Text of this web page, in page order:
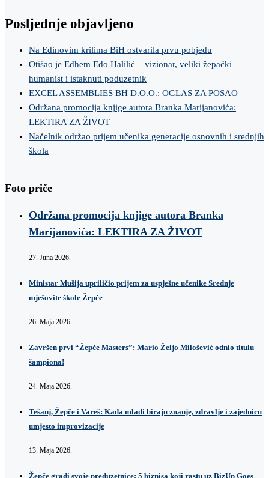
Posljednje objavljeno
Na Edinovim krilima BiH ostvarila prvu pobjedu
Otišao je Edhem Edo Halilić – vizionar, veliki žepački
humanist i istaknuti poduzetnik
EXCEL ASSEMBLIES BH D.O.O.: OGLAS ZA POSAO
Održana promocija knjige autora Branka Marijanovića:
LEKTIRA ZA ŽIVOT
Načelnik održao prijem učenika generacije osnovnih i srednjih
škola
Foto priče
Održana promocija knjige autora Branka
Marijanovića: LEKTIRA ZA ŽIVOT
27. Juna 2026.
Ministar Mušija upriličio prijem za uspješne učenike Srednje
mješovite škole Žepče
26. Maja 2026.
Završen prvi “Žepče Masters”: Mario Željo Milošević odnio titulu
šampiona!
24. Maja 2026.
Tešanj, Žepče i Vareš: Kada mladi biraju znanje, zdravlje i zajednicu
umjesto improvizacije
13. Maja 2026.
Žepče gradi svoje preduzetnice: 5 biznisa koji rastu uz BizUp Goes